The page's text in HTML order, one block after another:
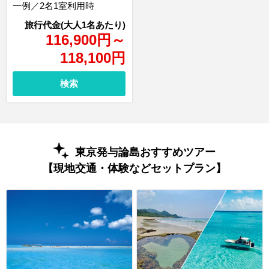
116,900円 ～
118,100円
一例／2名1室利用時
検索
東京発与論島おすすめツアー
【現地交通・体験などセットプラン】